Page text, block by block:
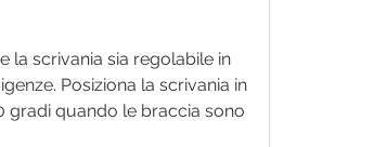
la scrivania sia regolabile in
Posiziona la scrivania in
gradi quando le braccia sono